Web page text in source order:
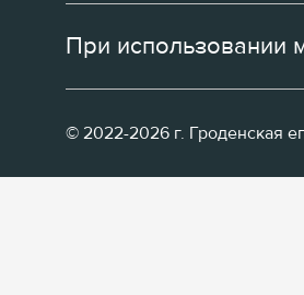
При использовании
© 2022-2026 г. Гроденская